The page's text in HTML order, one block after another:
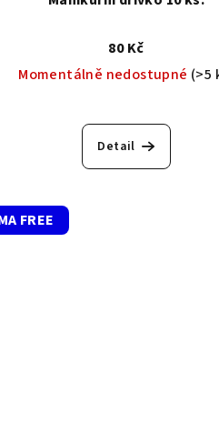
80 Kč
Momentálně nedostupné (>5
Detail
FREE